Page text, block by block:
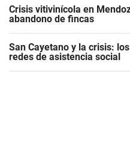
Crisis vitivinícola en
abandono de fincas
San Cayetano y la crisis:
redes de asistencia social